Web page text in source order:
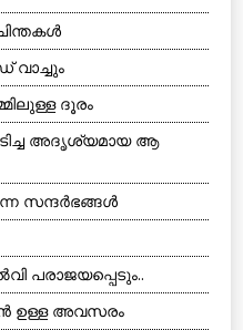
വാച്ചും
ദൂരം
അദൃശ്യമായ ആ
സന്ദര്‍ഭങ്ങള്‍
പരാജയപ്പെടും..
ഉള്ള അവസരം